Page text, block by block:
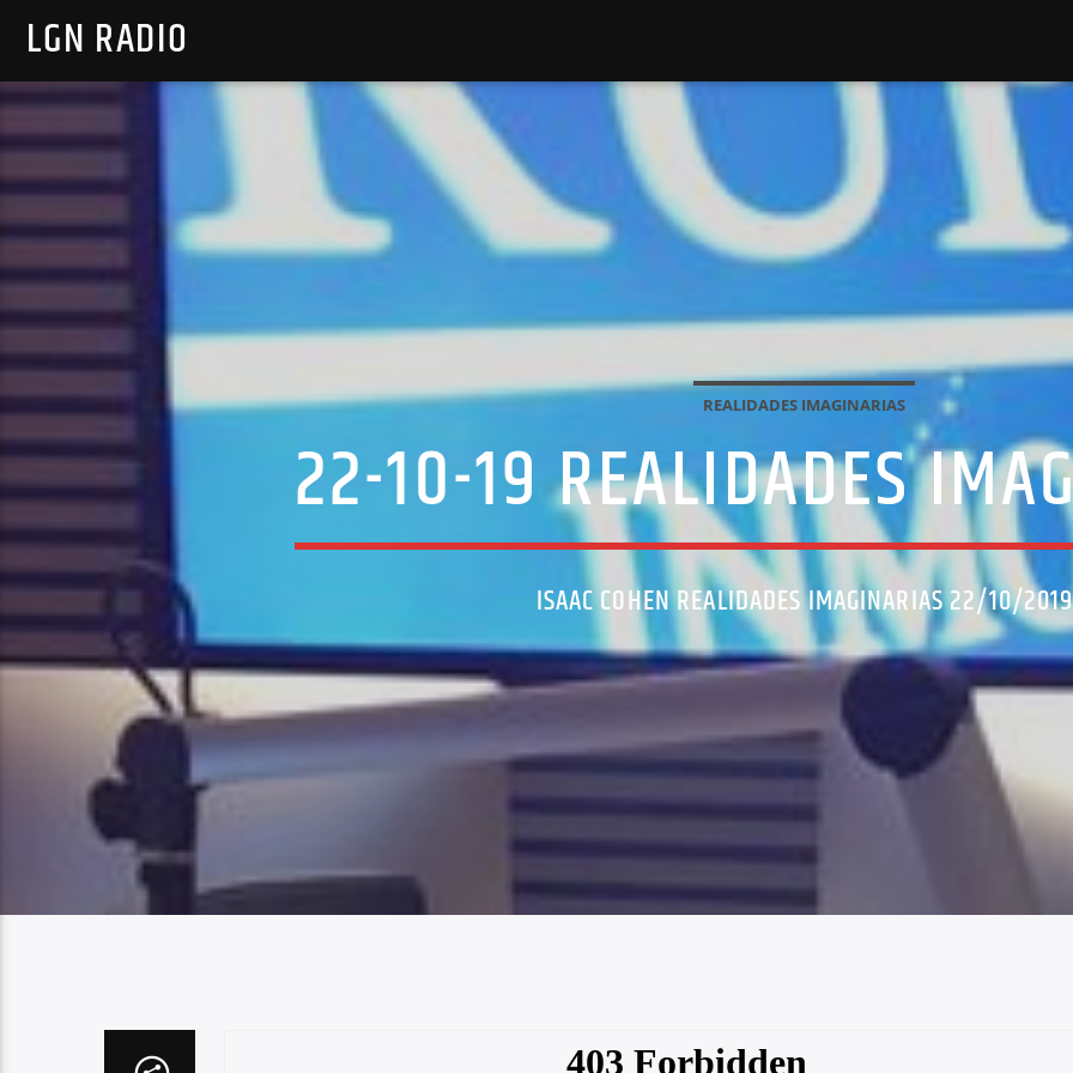
LGN RADIO
REALIDADES IMAGINARIAS
22-10-19 REALIDADES
ISAAC COHEN REALIDADES IMAGINARIAS 22/10/2019